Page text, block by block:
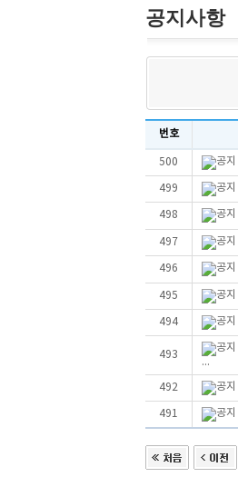
공지사항
번호
500
499
498
497
496
495
494
493
...
492
491